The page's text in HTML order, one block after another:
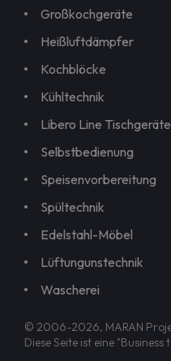
Großkochgeräte
Heißluftdämpfer
Kochblöcke
Kühltechnik
Libero Line Tischgeräte
Selbstbedienung
Speisenvorbereitung
Spültechnik
Edelstahl-Möbel
Lüftungunstechnik
Wascherei
© 2006-2026, MARAN
Diese Seite ist eine